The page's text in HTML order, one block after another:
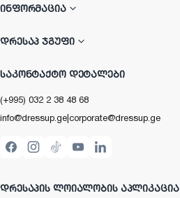
ᲘᲜᲤᲝᲠᲛᲐᲪᲘᲐ
ᲓᲠᲔᲡᲐᲞ ᲯᲒᲣᲤᲘ
ᲡᲐᲙᲝᲜᲢᲐᲥᲢᲝ ᲓᲔᲢᲐᲚᲔᲑᲘ
(+995) 032 2 38 48 68
info@dressup.ge|corporate@dressup.ge
ᲓᲠᲔᲡᲐᲞᲘᲡ ᲚᲝᲘᲐᲚᲝᲑᲘᲡ ᲐᲞᲚᲘᲙᲐᲪᲘᲐ